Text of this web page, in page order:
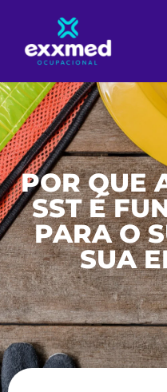
POR QUE
SST É
PARA O
SUA